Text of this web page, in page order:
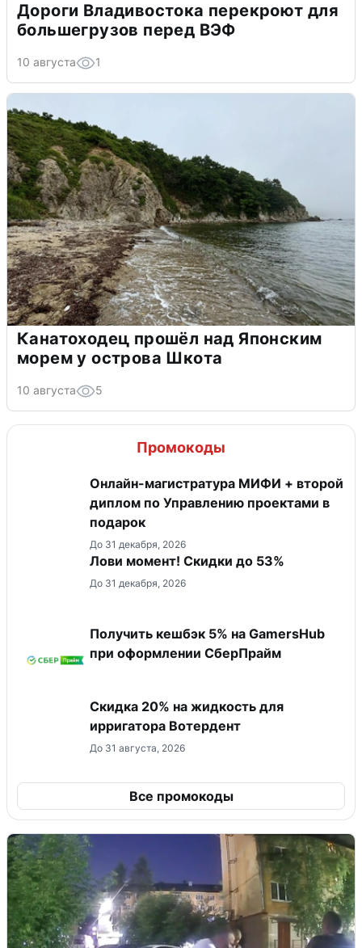
Дороги Владивостока перекроют для
большегрузов перед ВЭФ
10 августа 1
Канатоходец прошёл над Японским
морем у острова Шкота
10 августа 5
Промокоды
Онлайн-магистратура МИФИ + второй
диплом по Управлению проектами в
подарок
До 31 декабря, 2026
Лови момент! Скидки до 53%
До 31 декабря, 2026
Получить кешбэк 5% на GamersHub
при оформлении СберПрайм
Скидка 20% на жидкость для
ирригатора Вотердент
До 31 августа, 2026
Все промокоды